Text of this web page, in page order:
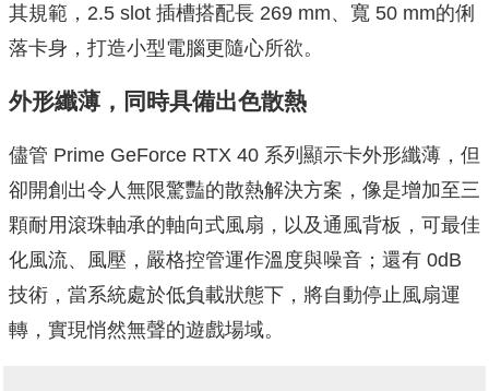
其規範，2.5 slot 插槽搭配長 269 mm、寬 50 mm的俐
落卡身，打造小型電腦更隨心所欲。
外形纖薄，同時具備出色散熱
儘管 Prime GeForce RTX 40 系列顯示卡外形纖薄，但
卻開創出令人無限驚豔的散熱解決方案，像是增加至三
顆耐用滾珠軸承的軸向式風扇，以及通風背板，可最佳
化風流、風壓，嚴格控管運作溫度與噪音；還有 0dB
技術，當系統處於低負載狀態下，將自動停止風扇運
轉，實現悄然無聲的遊戲場域。